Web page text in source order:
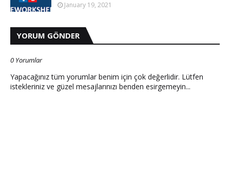
January 19, 2021
YORUM GÖNDER
0 Yorumlar
Yapacağınız tüm yorumlar benim için çok değerlidir. Lütfen
istekleriniz ve güzel mesajlarınızı benden esirgemeyin...